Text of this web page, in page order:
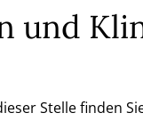
und
Stelle finden